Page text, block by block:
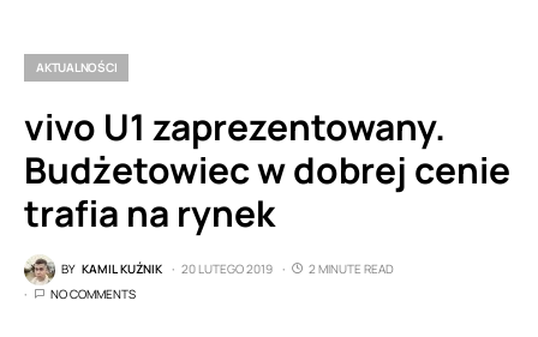
AKTUALNOŚCI
vivo U1 zaprezentowany.
Budżetowiec w dobrej cenie
trafia na rynek
BY KAMIL KUŹNIK 20 LUTEGO 2019
2 MINUTE READ
NO COMMENTS